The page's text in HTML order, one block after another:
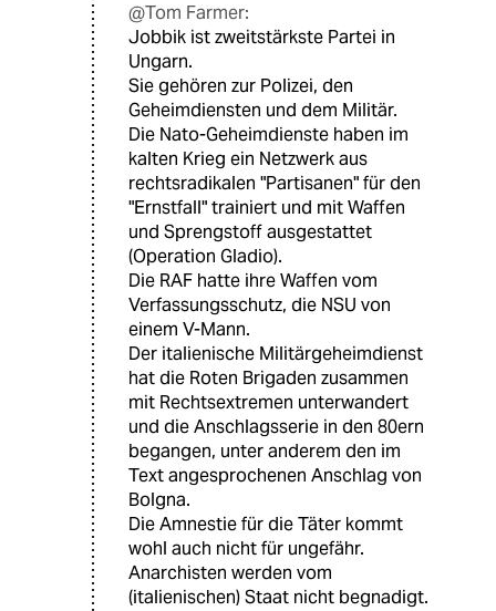
@Tom Farmer:
Jobbik ist zweitstärkste Partei in
Ungarn.
Sie gehören zur Polizei, den
Geheimdiensten und dem Militär.
Die Nato-Geheimdienste haben im
kalten Krieg ein Netzwerk aus
rechtsradikalen "Partisanen" für den
"Ernstfall" trainiert und mit Waffen
und Sprengstoff ausgestattet
(Operation Gladio).
Die RAF hatte ihre Waffen vom
Verfassungsschutz, die NSU von
einem V-Mann.
Der italienische Militärgeheimdienst
hat die Roten Brigaden zusammen
mit Rechtsextremen unterwandert
und die Anschlagsserie in den 80ern
begangen, unter anderem den im
Text angesprochenen Anschlag von
Bolgna.
Die Amnestie für die Täter kommt
wohl auch nicht für ungefähr.
Anarchisten werden vom
(italienischen) Staat nicht begnadigt.